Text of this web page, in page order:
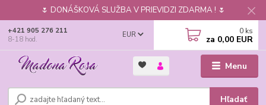
🌷 DONÁŠKOVÁ SLUŽBA V PRIEVIDZI ZDARMA ! 🌷
Menu
EUR
Hľadať
+421 905 276 211
8-18 hod.
0 ks
za 0,00 EUR